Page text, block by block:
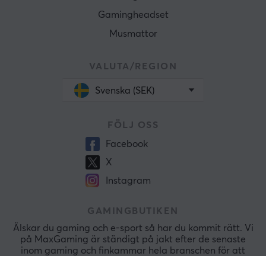
Gamingheadset
Musmattor
VALUTA/REGION
Svenska (SEK)
FÖLJ OSS
Facebook
X
Instagram
GAMINGBUTIKEN
Älskar du gaming och e-sport så har du kommit rätt. Vi
på MaxGaming är ständigt på jakt efter de senaste
inom gaming och finkammar hela branschen för att